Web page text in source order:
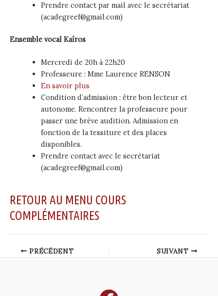
Prendre contact par mail avec le secrétariat
(acadegreef@gmail.com)
Ensemble vocal Kaïros
Mercredi de 20h à 22h20
Professeure : Mme Laurence RENSON
En savoir plus
Condition d’admission : être bon lecteur et
autonome. Rencontrer la professeure pour
passer une brève audition. Admission en
fonction de la tessiture et des places
disponibles.
Prendre contact avec le secrétariat
(acadegreef@gmail.com)
RETOUR AU MENU COURS
COMPLÉMENTAIRES
Post PRÉCÉDENT SUIVANT